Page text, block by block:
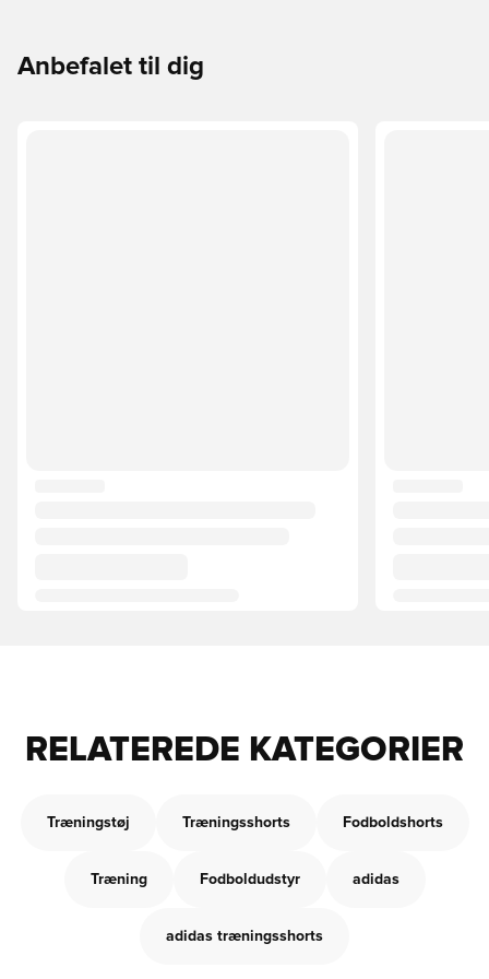
Anbefalet til dig
RELATEREDE KATEGORIER
Træningstøj Træningsshorts Fodboldshorts
Træning Fodboldudstyr adidas
adidas træningsshorts